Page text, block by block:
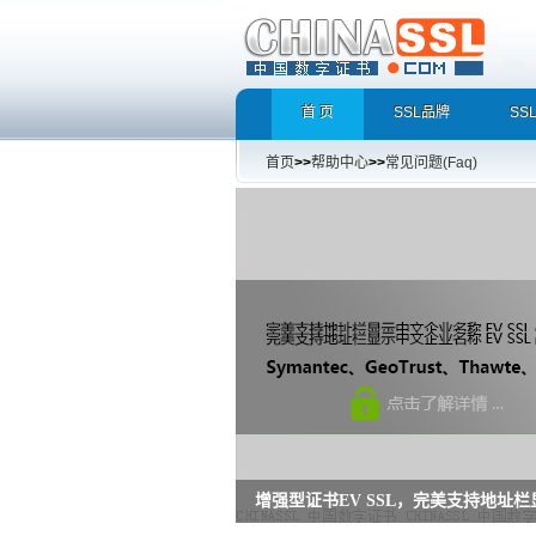
首 页 SSL品牌
首页>>帮助中心>>常见问题(Faq)
增强型证书EV SSL，完美支持地址